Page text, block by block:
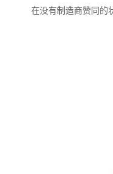
在没有制造商赞同的